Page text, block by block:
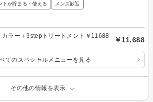
トが貯まる・使える メンズ歓迎
ラー＋3stepトリートメント￥11688
￥11,688
てのスペシャルメニューを見る
その他の情報を表示